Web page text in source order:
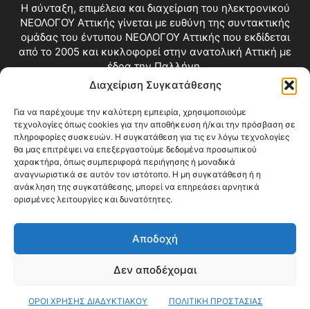
Διαχείριση Συγκατάθεσης
Για να παρέχουμε την καλύτερη εμπειρία, χρησιμοποιούμε
τεχνολογίες όπως cookies για την αποθήκευση ή/και την πρόσβαση σε
πληροφορίες συσκευών. Η συγκατάθεση για τις εν λόγω τεχνολογίες
θα μας επιτρέψει να επεξεργαστούμε δεδομένα προσωπικού
χαρακτήρα, όπως συμπεριφορά περιήγησης ή μοναδικά
αναγνωριστικά σε αυτόν τον ιστότοπο. Η μη συγκατάθεση ή η
ανάκληση της συγκατάθεσης, μπορεί να επηρεάσει αρνητικά
ορισμένες λειτουργίες και δυνατότητες.
Αποδοχή
Δεν αποδέχομαι
ΟΡΟΙ ΧΡΗΣΗΣ ΔΙΑΔΥΚΤΙΑΚΟΥ ΠΟΛΙΤΙΚΗ ΠΡΟΣΤΑΣΙΑΣ
Η σύνταξη, επιμέλεια και διαχείριση του ηλεκτρονικού
ΝΕΟΛΟΓΟΥ Αττικής γίνεται με ευθύνη της συντακτικής
ομάδας του έντυπου ΝΕΟΛΟΓΟΥ Αττικής που εκδίδεται
από το 2005 και κυκλοφορεί στην ανατολική Αττική με
έδρα την Παλλήνη.
Επικοινωνία:info@neologosattikis.gr
ΑΚΟΛΟΥΘΗΣΕ ΜΑΣ
Videos Όροι Χρήσης
© Copyright 2026 ΝΕΟΛΟΓΟΣ ΑΤΤΙΚΗΣ • All Rights Reserved •